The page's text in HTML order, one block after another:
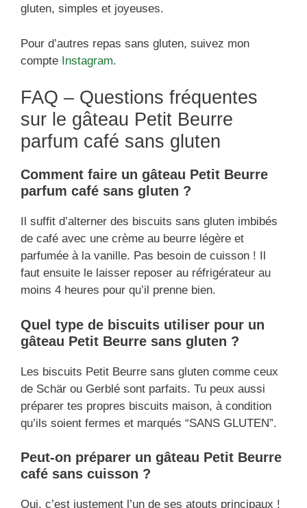
gluten, simples et joyeuses.
Pour d’autres repas sans gluten, suivez mon
compte Instagram.
FAQ – Questions fréquentes
sur le gâteau Petit Beurre
parfum café sans gluten
Comment faire un gâteau Petit Beurre
parfum café sans gluten ?
Il suffit d’alterner des biscuits sans gluten imbibés
de café avec une crème au beurre légère et
parfumée à la vanille. Pas besoin de cuisson ! Il
faut ensuite le laisser reposer au réfrigérateur au
moins 4 heures pour qu’il prenne bien.
Quel type de biscuits utiliser pour un
gâteau Petit Beurre sans gluten ?
Les biscuits Petit Beurre sans gluten comme ceux
de Schär ou Gerblé sont parfaits. Tu peux aussi
préparer tes propres biscuits maison, à condition
qu’ils soient fermes et marqués “SANS GLUTEN”.
Peut-on préparer un gâteau Petit Beurre
café sans cuisson ?
Oui, c’est justement l’un de ses atouts principaux !